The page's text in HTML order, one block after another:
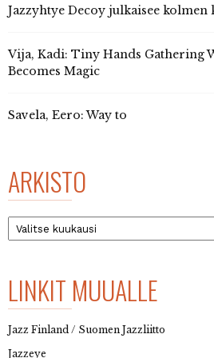
Jazzyhtye Decoy julkaisee kolmen
Vija, Kadi: Tiny Hands Gathering
Becomes Magic
Savela, Eero: Way to
ARKISTO
Arkisto
LINKIT MUUALLE
Jazz Finland / Suomen Jazzliitto
Jazzeye